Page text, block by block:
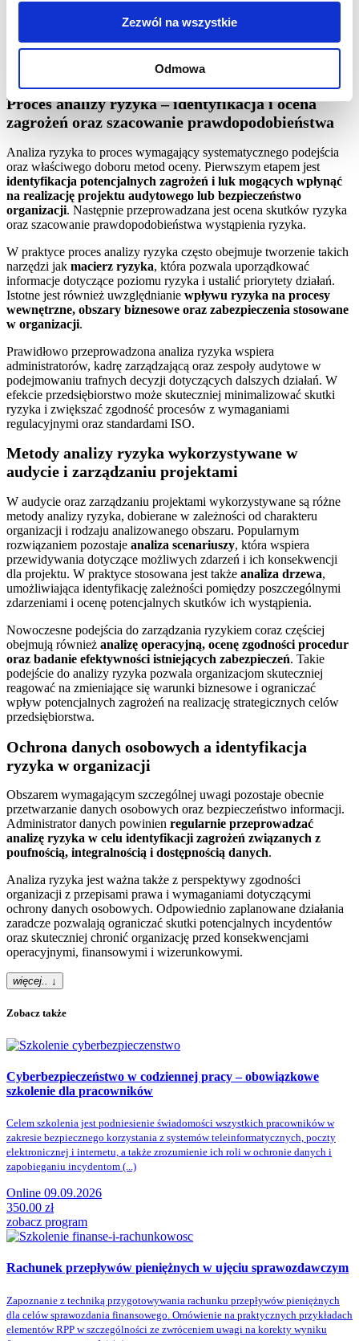
Zezwól na wszystkie
Odmowa
na realizację celów biznesowych i operacyjnych.
Szkolenie z zakresu zarządzania ryzykiempozwala uczestnikom
zrozumieć, czym jest analiza ryzyka i jak przeprowadzać analizę
Proces analizy ryzyka – identyfikacja i ocena
zagrożeń oraz szacowanie prawdopodobieństwa
Analiza ryzyka to proces wymagający systematycznego podejścia
oraz właściwego doboru metod oceny. Pierwszym etapem jest
identyfikacja potencjalnych zagrożeń i luk mogących wpłynąć
na realizację projektu audytowego lub bezpieczeństwo
organizacji. Następnie przeprowadzana jest ocena skutków ryzyka
oraz szacowanie prawdopodobieństwa wystąpienia ryzyka.
W praktyce proces analizy ryzyka często obejmuje tworzenie takich
narzędzi jak macierz ryzyka, która pozwala uporządkować
informacje dotyczące poziomu ryzyka i ustalić priorytety działań.
Istotne jest również uwzględnianie wpływu ryzyka na procesy
wewnętrzne, obszary biznesowe oraz zabezpieczenia stosowane
w organizacji.
Prawidłowo przeprowadzona analiza ryzyka wspiera
administratorów, kadrę zarządzającą oraz zespoły audytowe w
podejmowaniu trafnych decyzji dotyczących dalszych działań. W
efekcie przedsiębiorstwo może skuteczniej minimalizować skutki
ryzyka i zwiększać zgodność procesów z wymaganiami
regulacyjnymi oraz standardami ISO.
Metody analizy ryzyka wykorzystywane w
audycie i zarządzaniu projektami
W audycie oraz zarządzaniu projektami wykorzystywane są różne
metody analizy ryzyka, dobierane w zależności od charakteru
organizacji i rodzaju analizowanego obszaru. Popularnym
rozwiązaniem pozostaje analiza scenariuszy, która wspiera
przewidywania dotyczące możliwych zdarzeń i ich konsekwencji
dla projektu. W praktyce stosowana jest także analiza drzewa,
umożliwiająca identyfikację zależności pomiędzy poszczególnymi
zdarzeniami i ocenę potencjalnych skutków ich wystąpienia.
Nowoczesne podejścia do zarządzania ryzykiem coraz częściej
obejmują również analizę operacyjną, ocenę zgodności procedur
oraz badanie efektywności istniejących zabezpieczeń. Takie
podejście do analizy ryzyka pozwala organizacjom skuteczniej
reagować na zmieniające się warunki biznesowe i ograniczać
wpływ potencjalnych zagrożeń na realizację strategicznych celów
przedsiębiorstwa.
Ochrona danych osobowych a identyfikacja
ryzyka w organizacji
Obszarem wymagającym szczególnej uwagi pozostaje obecnie
przetwarzanie danych osobowych oraz bezpieczeństwo informacji.
Administrator danych powinien regularnie przeprowadzać
analizę ryzyka w celu identyfikacji zagrożeń związanych z
poufnością, integralnością i dostępnością danych.
Analiza ryzyka jest ważna także z perspektywy zgodności
organizacji z przepisami prawa i wymaganiami dotyczącymi
ochrony danych osobowych. Odpowiednio zaplanowane działania
zaradcze pozwalają ograniczać skutki potencjalnych incydentów
oraz skuteczniej chronić organizację przed konsekwencjami
operacyjnymi, finansowymi i wizerunkowymi.
więcej.. ↓
Zobacz także
Cyberbezpieczeństwo w codziennej pracy– obowiązkowe
szkolenie dla pracowników
Celem szkolenia jest podniesienie świadomości wszystkich pracowników w
zakresie bezpiecznego korzystania z systemów teleinformatycznych, poczty
elektronicznej i internetu, a także zrozumienie ich roli w ochronie danych i
zapobieganiu incydentom (...)
Online 09.09.2026
350.00 zł
zobacz program
Rachunek przepływów pieniężnych w ujęciu sprawozdawczym
Zapoznanie z techniką przygotowywania rachunku przepływów pieniężnych
dla celów sprawozdania finansowego. Omówienie na praktycznych przykładach
elementów RPP w szczególności ze zwróceniem uwagi na korekty wyniku